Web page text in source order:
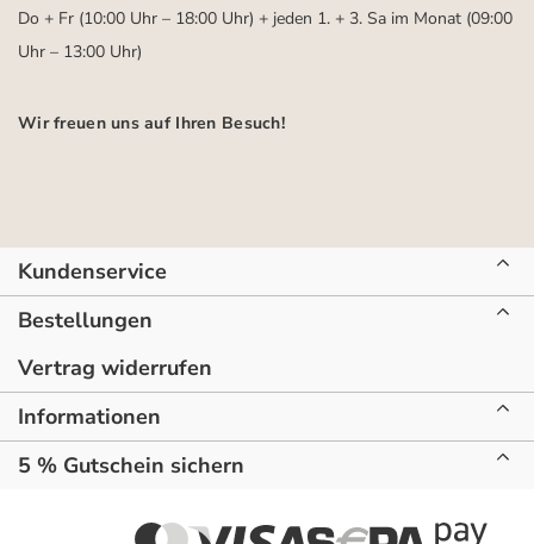
Do + Fr (10:00 Uhr – 18:00 Uhr) + jeden 1. + 3. Sa im Monat (09:00
Uhr – 13:00 Uhr)
Wir freuen uns auf Ihren Besuch!
Kundenservice
Bestellungen
Vertrag widerrufen
Informationen
5 % Gutschein sichern